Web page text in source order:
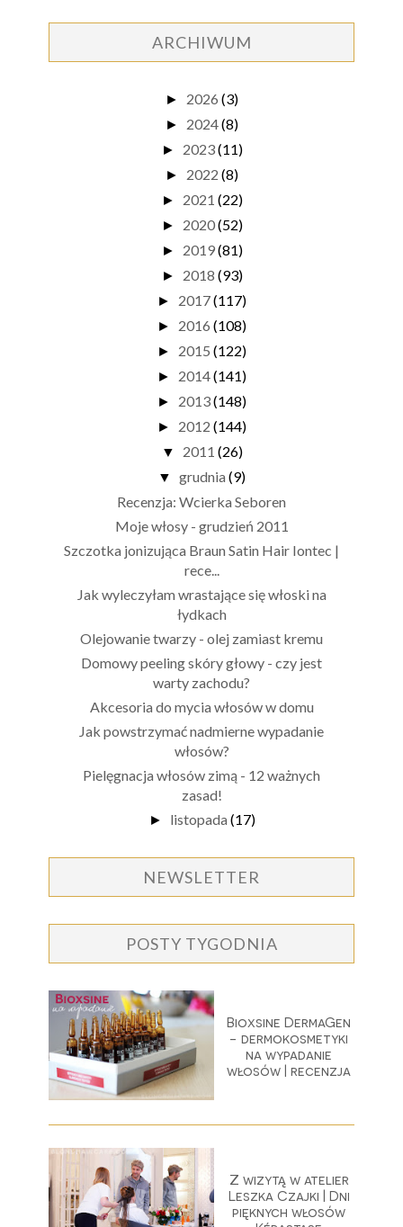
ARCHIWUM
► 2026 (3)
► 2024(8)
► 2023(11)
► 2022 (8)
► 2021 (22)
► 2020(52)
► 2019(81)
► 2018 (93)
► 2017(117)
► 2016 (108)
► 2015 (122)
► 2014(141)
► 2013(148)
► 2012 (144)
▼ 2011 (26)
▼ grudnia (9)
Recenzja: Wcierka Seboren
Moje włosy - grudzień 2011
Szczotka jonizująca Braun Satin Hair Iontec |
rece...
Jak wyleczyłam wrastające się włoski na
łydkach
Olejowanie twarzy - olej zamiast kremu
Domowy peeling skóry głowy - czy jest
warty zachodu?
Akcesoria do mycia włosów w domu
Jak powstrzymać nadmierne wypadanie
włosów?
Pielęgnacja włosów zimą - 12 ważnych
zasad!
► listopada (17)
NEWSLETTER
POSTY TYGODNIA
Bioxsine DermaGen
- dermokosmetyki
na wypadanie
włosów | recenzja
Z wizytą w atelier
Leszka Czajki | Dni
pięknych włosów